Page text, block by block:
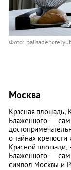
Фото:
Москва
Красная площадь,
Блаженного —
о тайнах
Красной площади,
Блаженного —
символ Москвы и